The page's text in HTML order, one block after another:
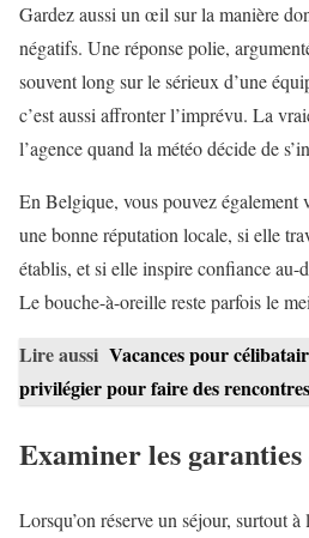
Gardez aussi un œil sur la manière
négatifs. Une réponse polie,
souvent long sur le sérieux d’une
c’est aussi affronter l’imprévu. La
l’agence quand la météo décide de
En Belgique, vous pouvez également
une bonne réputation locale, si elle
établis, et si elle inspire confiance au-
Le bouche-à-oreille reste parfois le
Lire aussi Vacances pour
privilégier pour faire des rencontres
Examiner les
Lorsqu’on réserve un séjour, surtout à